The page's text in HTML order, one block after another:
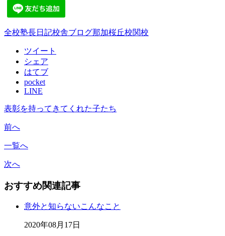
全校塾長日記校舎ブログ那加桜丘校関校
ツイート
シェア
はてブ
pocket
LINE
表彰を持ってきてくれた子たち
前へ
一覧へ
次へ
おすすめ関連記事
意外と知らないこんなこと
2020年08月17日